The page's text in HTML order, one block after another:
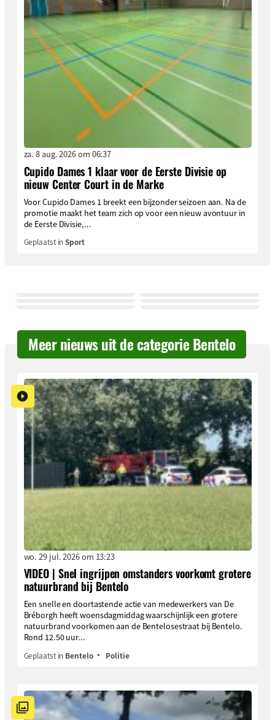
za. 8 aug. 2026 om 06:37
Cupido Dames 1 klaar voor de Eerste Divisie op
nieuw Center Court in de Marke
Voor Cupido Dames 1 breekt een bijzonder seizoen aan. Na de
promotie maakt het team zich op voor een nieuw avontuur in
de Eerste Divisie,...
Geplaatst inSport
Meer nieuws uit de categorie Bentelo
wo. 29 jul. 2026 om 13:23
VIDEO | Snel ingrijpen omstanders voorkomt grotere
natuurbrand bij Bentelo
Een snelle en doortastende actie van medewerkers van De
Bréborgh heeft woensdagmiddag waarschijnlijk een grotere
natuurbrand voorkomen aan de Bentelosestraat bij Bentelo.
Rond 12.50 uur...
Geplaatst in Bentelo Politie